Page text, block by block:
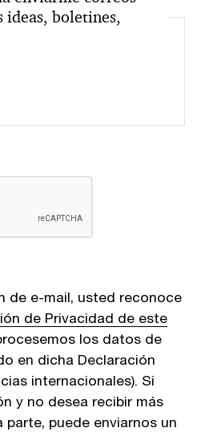
ideas, boletines,
de e-mail, usted reconoce
de Privacidad de este
los datos de
en dicha Declaración
internacionales). Si
y no desea recibir más
puede enviarnos un